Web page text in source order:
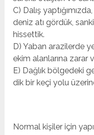
C) Dalış
deniz atı gördük,
hissettik.
D) Yaban arazilerde
ekim alanlarına zarar
E) Dağlık bölgedeki
dik bir keçi yolu
Normal kişiler için